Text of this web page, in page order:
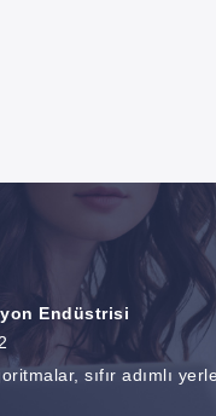
Endüstrisi
sıfır adımlı